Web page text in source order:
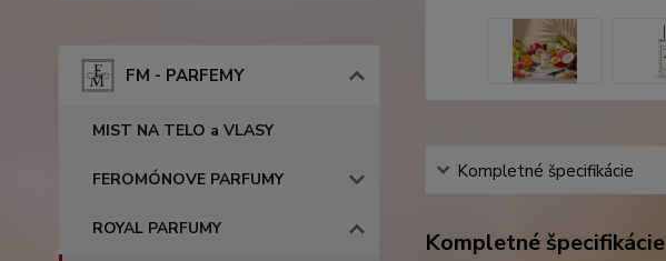
FM - PARFEMY
MIST NA TELO a VLASY
FEROMÓNOVE PARFUMY
ROYAL PARFUMY
Kompletné špecifikácie
Kompletné špecifikácie